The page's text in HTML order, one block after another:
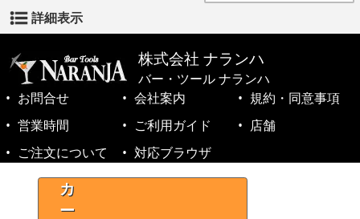
詳細表示
カ
ー
株式会社 ナランハ
バー・ツール ナランハ
お問合せ
会社案内
規約・同意事項
営業時間
ご利用ガイド
店舗
ご注文について
対応ブラウザ
©1999-2026 NARANJA Inc. All Rights Reserved.